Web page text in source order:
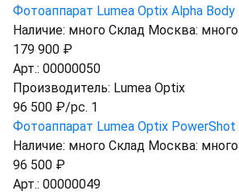
Фотоаппарат Lumea Optix Alpha Body
Наличие: много Склад Москва: много
179 900 ₽
Арт.: 00000050
Производитель: Lumea Optix
96 500 ₽/pc. 1
Фотоаппарат Lumea Optix PowerShot
Наличие: много Склад Москва: много
96 500 ₽
Арт.: 00000049